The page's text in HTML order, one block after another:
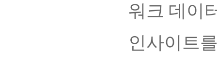
워크 데이
인사이트